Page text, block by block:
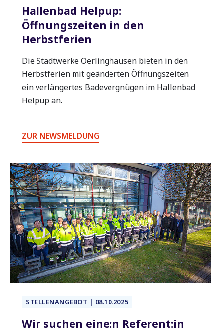
Hallenbad Helpup:
Öffnungszeiten in den
Herbstferien
Die Stadtwerke Oerlinghausen bieten in den
Herbstferien mit geänderten Öffnungszeiten
ein verlängertes Badevergnügen im Hallenbad
Helpup an.
ZUR NEWSMELDUNG
STELLENANGEBOT | 08.10.2025
Wir suchen eine:n Referent:in